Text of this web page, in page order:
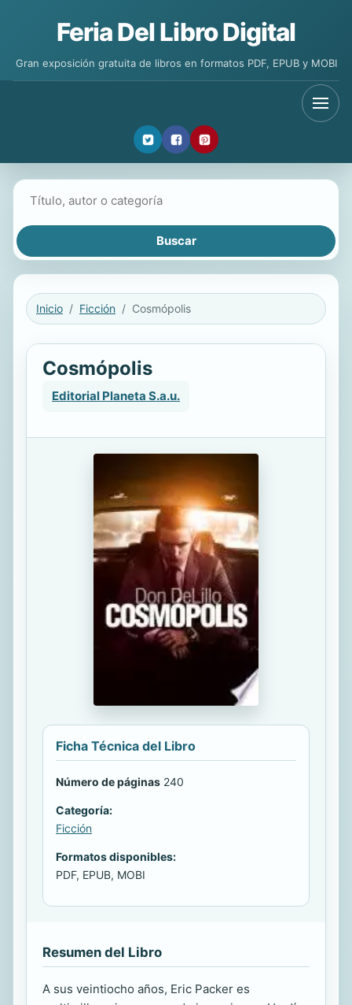
Feria Del Libro Digital
Gran exposición gratuita de libros en formatos PDF, EPUB y MOBI
Inicio Ficción Cosmópolis
Cosmópolis
Editorial Planeta S.a.u.
Ficha Técnica del Libro
Número de páginas 240
Categoría:
Ficción
Formatos disponibles:
PDF, EPUB, MOBI
Resumen del Libro
A sus veintiocho años, Eric Packer es